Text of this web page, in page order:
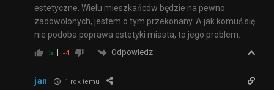
estetyczne. Wielu mieszkańców będzie na pewno
zadowolonych, jestem o tym przekonany. A jak komuś się
nie podoba poprawa estetyki miasta, to jego problem.
5 -4 Odpowiedz
jan 1 rok temu